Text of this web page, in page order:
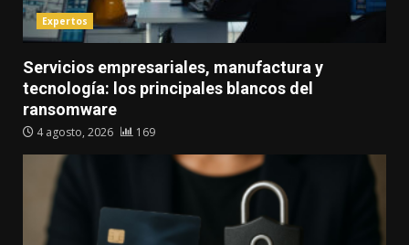
Expertos
Servicios empresariales, manufactura y
tecnología: los principales blancos del
ransomware
4 agosto, 2026 169